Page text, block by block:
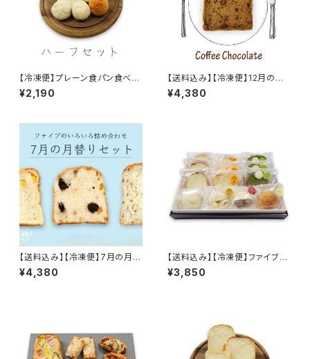
【冷凍便】プレーン食パン食べ比
べ ハーフセット
¥2,190
【送料込み】【冷凍便】12月の月
替りセット
¥4,380
【送料込み】【冷凍便】7月の月替
りセット
¥4,380
【送料込み】【冷凍便】ファイブの
ギフトセット
¥3,850